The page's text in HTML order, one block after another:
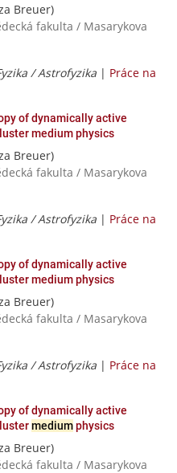
Breuer)
fakulta / Masarykova
/ Astrofyzika | Práce na
of dynamically active
medium physics
Breuer)
fakulta / Masarykova
/ Astrofyzika | Práce na
of dynamically active
medium physics
Breuer)
fakulta / Masarykova
/ Astrofyzika | Práce na
of dynamically active
mediumphysics
Breuer)
fakulta / Masarykova